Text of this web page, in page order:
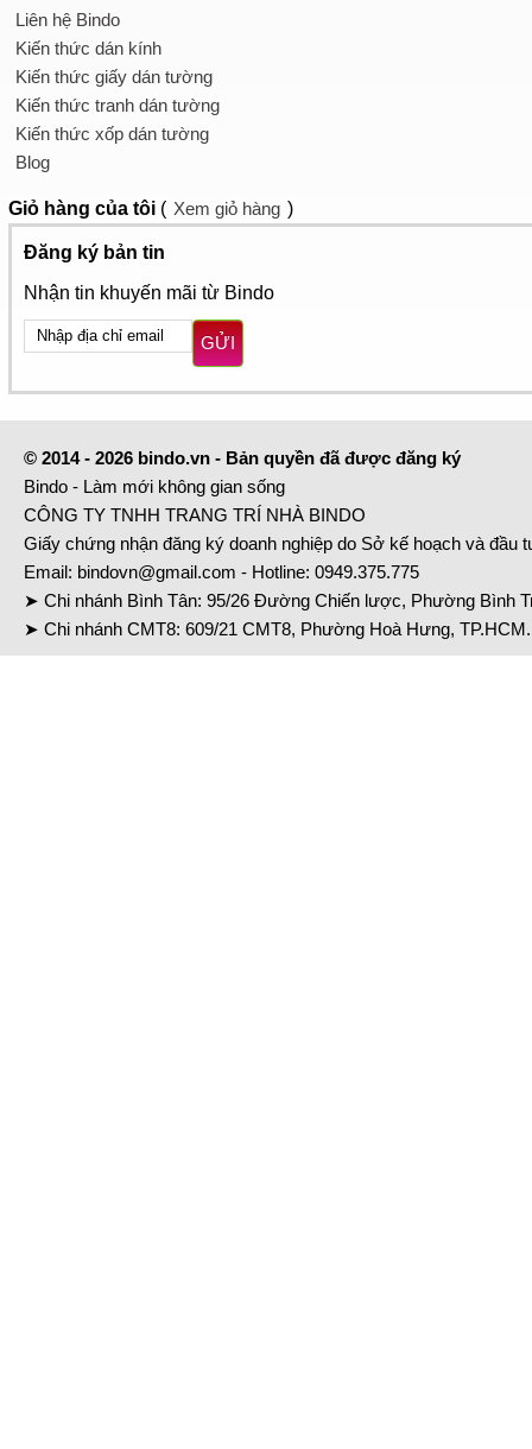
Liên hệ Bindo
Kiến thức dán kính
Kiến thức giấy dán tường
Kiến thức tranh dán tường
Kiến thức xốp dán tường
Blog
Giỏ hàng của tôi ( Xem giỏ hàng )
Đăng ký bản tin
Nhận tin khuyến mãi từ Bindo
GỬI
© 2014 - 2026 bindo.vn - Bản quyền đã được đăng ký
Bindo - Làm mới không gian sống
CÔNG TY TNHH TRANG TRÍ NHÀ BINDO
Giấy chứng nhận đăng ký doanh nghiệp do Sở kế hoạch và đầu
Email: bindovn@gmail.com - Hotline: 0949.375.775
➤ Chi nhánh Bình Tân: 95/26 Đường Chiến lược, Phường Bình
➤ Chi nhánh CMT8: 609/21 CMT8, Phường Hoà Hưng,